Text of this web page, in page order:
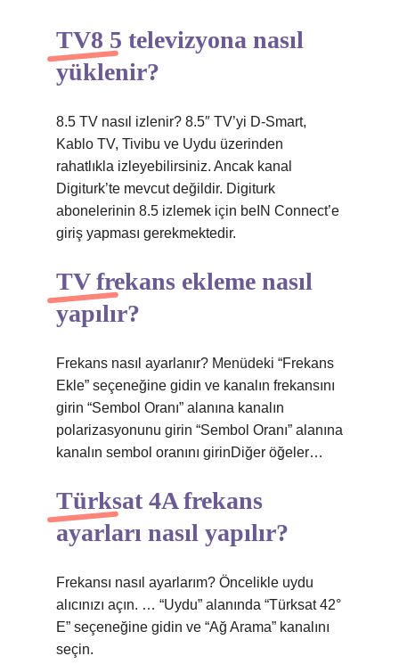
TV8 5 televizyona nasıl
yüklenir?
8.5 TV nasıl izlenir? 8.5″ TV’yi D-Smart,
Kablo TV, Tivibu ve Uydu üzerinden
rahatlıkla izleyebilirsiniz. Ancak kanal
Digiturk’te mevcut değildir. Digiturk
abonelerinin 8.5 izlemek için beIN Connect’e
giriş yapması gerekmektedir.
TV frekans ekleme nasıl
yapılır?
Frekans nasıl ayarlanır? Menüdeki “Frekans
Ekle” seçeneğine gidin ve kanalın frekansını
girin “Sembol Oranı” alanına kanalın
polarizasyonunu girin “Sembol Oranı” alanına
kanalın sembol oranını girinDiğer öğeler…
Türksat 4A frekans
ayarları nasıl yapılır?
Frekansı nasıl ayarlarım? Öncelikle uydu
alıcınızı açın. … “Uydu” alanında “Türksat 42°
E” seçeneğine gidin ve “Ağ Arama” kanalını
seçin.